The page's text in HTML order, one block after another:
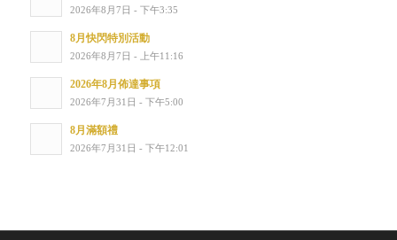
2026年8月7日 - 下午3:35
8月快閃特別活動
2026年8月7日 - 上午11:16
2026年8月佈達事項
2026年7月31日 - 下午5:00
8月滿額禮
2026年7月31日 - 下午12:01